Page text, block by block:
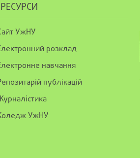
УжНУ
розклад
навчання
публікацій
УжНУ